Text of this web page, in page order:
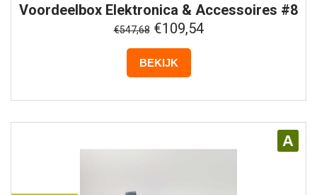
Voordeelbox Elektronica & Accessoires #8
€547,68€109,54
BEKIJK
A